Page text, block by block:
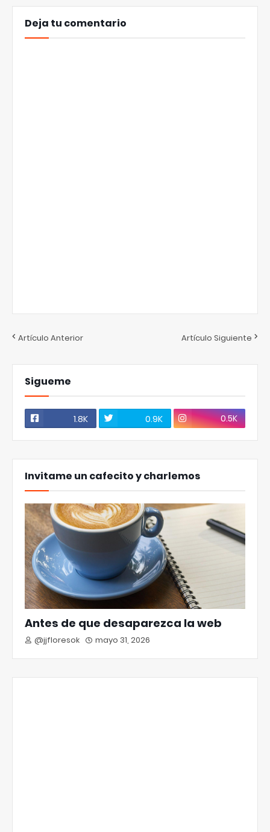
Deja tu comentario
Artículo Anterior Artículo Siguiente
Sigueme
1.8K 0.9K 0.5K
Invitame un cafecito y charlemos
Antes de que desaparezca la web
@jjfloresok mayo 31, 2026